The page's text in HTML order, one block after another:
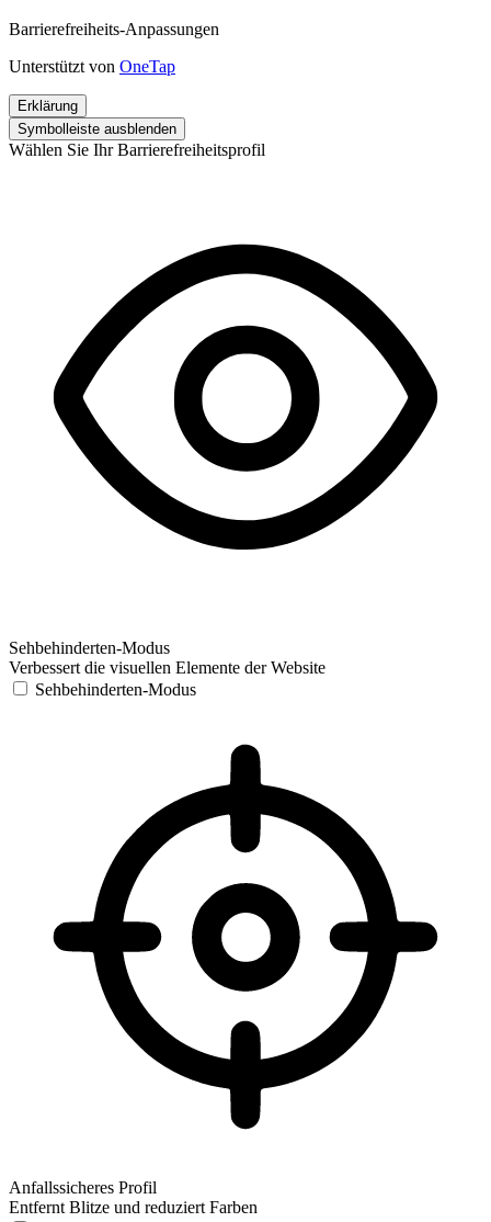
Barrierefreiheits-Anpassungen
Unterstützt von OneTap
Erklärung
Symbolleiste ausblenden
Wählen Sie Ihr Barrierefreiheitsprofil
Sehbehinderten-Modus
Verbessert die visuellen Elemente der Website
Sehbehinderten-Modus
Anfallssicheres Profil
Entfernt Blitze und reduziert Farben